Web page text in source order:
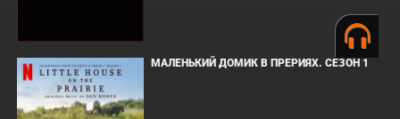
МАЛЕНЬКИЙ ДОМИК В ПРЕРИЯХ. СЕЗОН 1